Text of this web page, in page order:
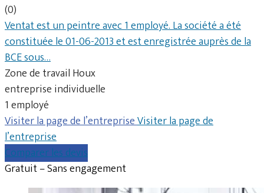
(0)
Ventat est un peintre avec 1 employé. La société a été
constituée le 01-06-2013 et est enregistrée auprès de la
BCE sous…
Zone de travail Houx
entreprise individuelle
1 employé
Visiter la page de l’entrepriseVisiter la page de
l’entreprise
Comparer les devis
Gratuit – Sans engagement